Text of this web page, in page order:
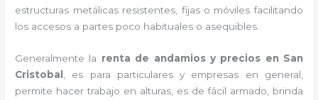
estructuras metálicas resistentes, fijas o móviles facilitando
los accesos a partes poco habituales o asequibles.
Generalmente la renta de andamios y precios en San
Cristobal
, es para particulares y empresas en general,
permite hacer trabajo en alturas, es de fácil armado, brinda